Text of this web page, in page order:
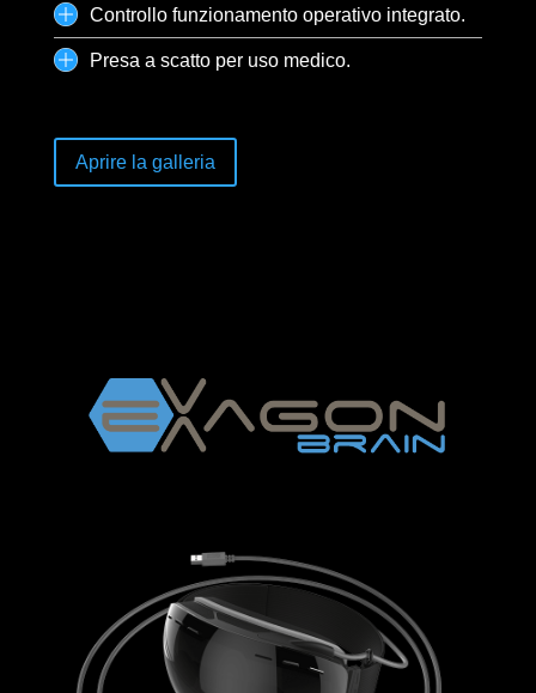
Controllo funzionamento operativo integrato.
Presa a scatto per uso medico.
Aprire la galleria